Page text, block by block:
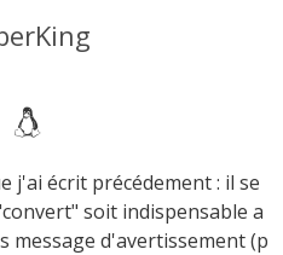
j'ai écrit précédement : il se
soit indispensable a
message d'avertissement (p